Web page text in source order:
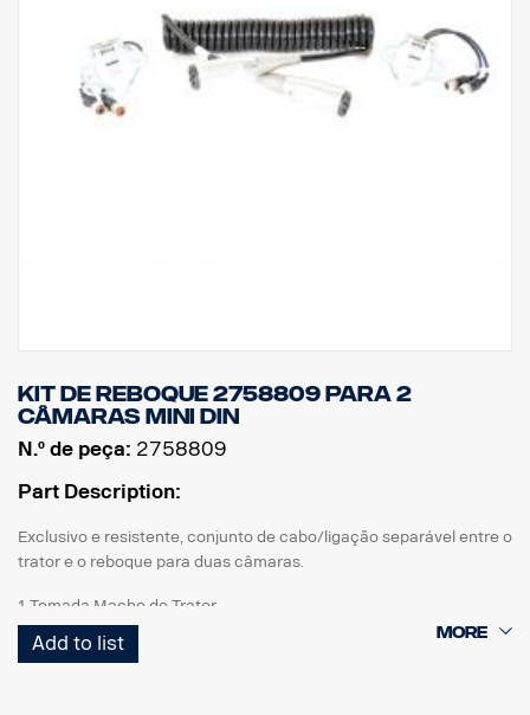
Kit de reboque 2758809 para 2
câmaras MINI DIN
N.º de peça: 2758809
Part Description:
Exclusivo e resistente, conjunto de cabo/ligação separável entre o
trator e o reboque para duas câmaras.
1 Tomada Macho de Trator
1 Cabo em espiral enrolado-E
1 Tomada do Reboque Fêmea
Add to list